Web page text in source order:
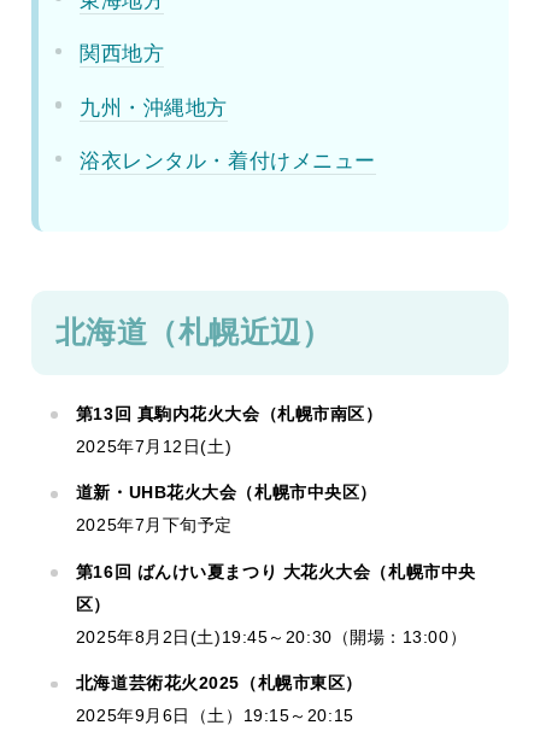
関西地方
九州・沖縄地方
浴衣レンタル・着付けメニュー
北海道（札幌近辺）
第13回 真駒内花火大会（札幌市南区）
2025年7月12日(土)
道新・UHB花火大会（札幌市中央区）
2025年7月下旬予定
第16回 ばんけい夏まつり 大花火大会（札幌市中央
区）
2025年8月2日(土)19:45～20:30（開場：13:00）
北海道芸術花火2025（札幌市東区）
2025年9月6日（土）19:15～20:15